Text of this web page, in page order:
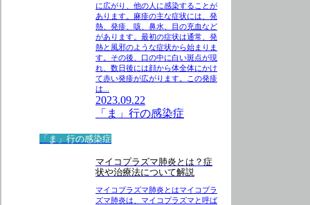
に広がり、他の人に感染することが
あります。麻疹の主な症状には、発
熱、発疹、咳、鼻水、目の充血など
があります。最初の症状は通常、発
熱と風邪のような症状から始まりま
す。その後、口の中に白い斑点が現
れ、数日後には顔から体全体にかけ
て赤い発疹が広がります。この発疹
は...
2023.09.22
「ま」行の感染症
「ま」行の感染症
マイコプラズマ肺炎とは？症
状や治療法について解説
マイコプラズマ肺炎とはマイコプラ
ズマ肺炎は、マイコプラズマと呼ば